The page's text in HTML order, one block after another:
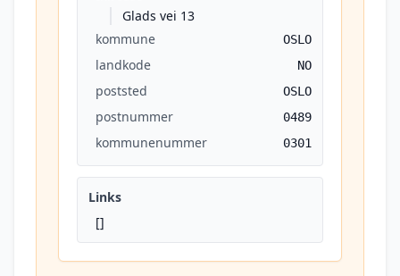
Glads vei 13
kommune
OSLO
landkode NO
poststed OSLO
postnummer 0489
kommunenummer 0301
Links
[]